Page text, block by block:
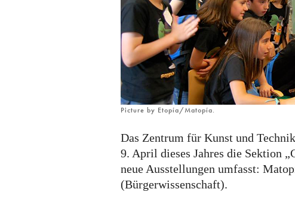
Zaragoza,
Spanien
Picture by Etopía/Matopía.
Das Zentrum für Kunst und
9. April dieses Jahres die Sektion
neue Ausstellungen umfasst:
(Bürgerwissenschaft).